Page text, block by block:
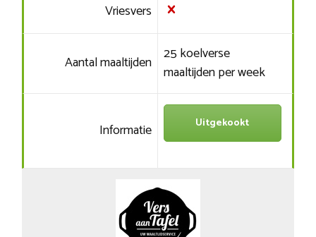
Vriesvers
Aantal maaltijden 25 koelverse
maaltijden per week
Informatie Uitgekookt